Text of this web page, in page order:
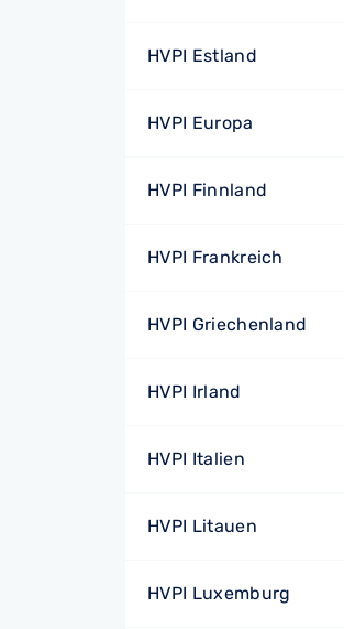
HVPI Estland
HVPI Europa
HVPI Finnland
HVPI Frankreich
HVPI Griechenland
HVPI Irland
HVPI Italien
HVPI Litauen
HVPI Luxemburg